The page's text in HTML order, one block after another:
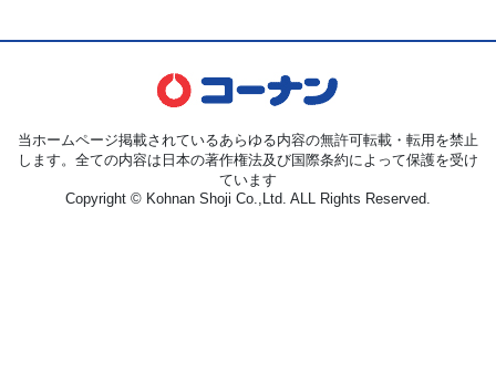
当ホームページ掲載されているあらゆる内容の無許可転載・転用を禁止
します。全ての内容は日本の著作権法及び国際条約によって保護を受け
ています
Copyright © Kohnan Shoji Co.,Ltd. ALL Rights Reserved.